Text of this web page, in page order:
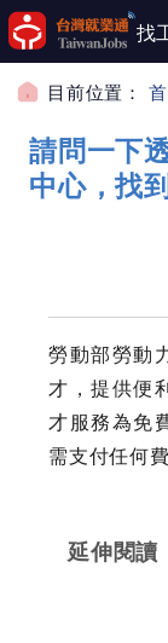
跳到主要內容
找
目前位置：
請問一下
中心，找
勞動部勞動
才，提供便
才服務為免
需支付任何費
延伸閱讀